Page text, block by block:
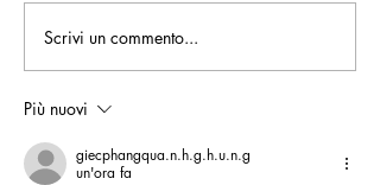
Prima Pagina del 9 agosto
Scrivi un commento...
Più nuovi
giecphangqua.n.h.g.h.u.n.g
un'ora fa